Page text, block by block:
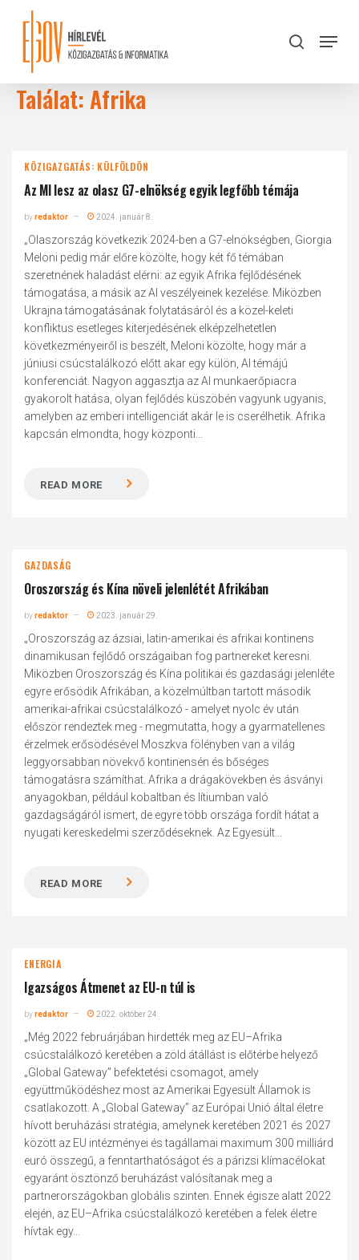
content
search
Menu
Találat: Afrika
KÖZIGAZGATÁS: KÜLFÖLDÖN
Az MI lesz az olasz G7-elnökség egyik legfőbb témája
byredaktor 2024. január 8.
„Olaszország következik 2024-ben a G7-elnökségben, Giorgia
Meloni pedig már előre közölte, hogy két fő témában
szeretnének haladást elérni: az egyik Afrika fejlődésének
támogatása, a másik az AI veszélyeinek kezelése. Miközben
Ukrajna támogatásának folytatásáról és a közel-keleti
konfliktus esetleges kiterjedésének elképzelhetetlen
következményeiről is beszélt, Meloni közölte, hogy már a
júniusi csúcstalálkozó előtt akar egy külön, AI témájú
konferenciát. Nagyon aggasztja az AI munkaerőpiacra
gyakorolt hatása, olyan fejlődés küszöbén vagyunk ugyanis,
amelyben az emberi intelligenciát akár le is cserélhetik. Afrika
kapcsán elmondta, hogy központi...
READ MORE
GAZDASÁG
Oroszország és Kína növeli jelenlétét Afrikában
byredaktor 2023. január 29.
„Oroszország az ázsiai, latin-amerikai és afrikai kontinens
dinamikusan fejlődő országaiban fog partnereket keresni.
Miközben Oroszország és Kína politikai és gazdasági jelenléte
egyre erősödik Afrikában, a közelmúltban tartott második
amerikai-afrikai csúcstalálkozó - amelyet nyolc év után
először rendeztek meg - megmutatta, hogy a gyarmatellenes
érzelmek erősödésével Moszkva fölényben van a világ
leggyorsabban növekvő kontinensén és bőséges
támogatásra számíthat. Afrika a drágakövekben és ásványi
anyagokban, például kobaltban és lítiumban való
gazdagságáról ismert, de egyre több országa fordít hátat a
nyugati kereskedelmi szerződéseknek. Az Egyesült...
READ MORE
ENERGIA
Igazságos Átmenet az EU-n túl is
byredaktor 2022. október 24.
„Még 2022 februárjában hirdették meg az EU–Afrika
csúcstalálkozó keretében a zöld átállást is előtérbe helyező
„Global Gateway” befektetési csomagot, amely
együttműködéshez most az Amerikai Egyesült Államok is
csatlakozott. A „Global Gateway” az Európai Unió által életre
hívott beruházási stratégia, amelynek keretében 2021 és 2027
között az EU intézményei és tagállamai maximum 300 milliárd
euró összegű, a fenntarthatóságot és a párizsi klímacélokat
egyaránt ösztönző beruházást valósítanak meg a
partnerországokban globális szinten. Ennek égisze alatt 2022
elején, az EU–Afrika csúcstalálkozó keretében a felek életre
hívtak egy...
Close